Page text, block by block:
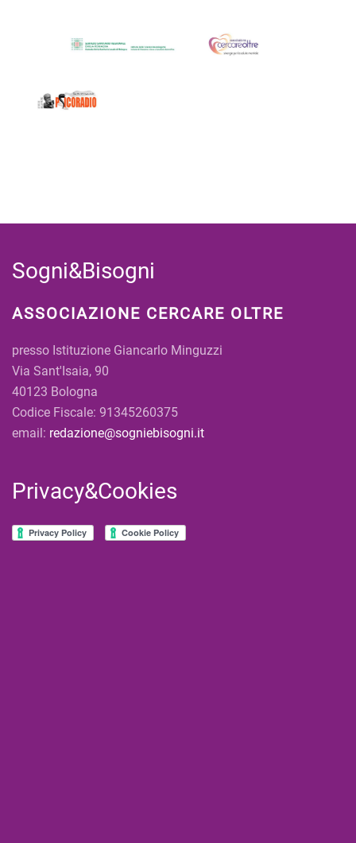
Sogni&Bisogni
ASSOCIAZIONE CERCARE OLTRE
presso Istituzione Giancarlo Minguzzi
Via Sant'Isaia, 90
40123 Bologna
Codice Fiscale: 91345260375
email: redazione@sogniebisogni.it
Privacy&Cookies